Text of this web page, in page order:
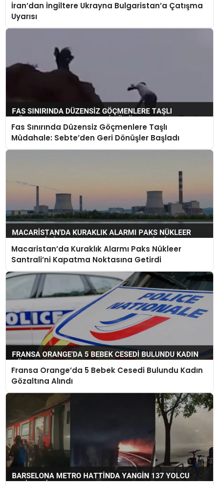
İran’dan İngiltere Ukrayna Bulgaristan’a Çatışma
Uyarısı
Fas Sınırında Düzensiz Göçmenlere Taşlı
Müdahale: Sebte’den Geri Dönüşler Başladı
Macaristan’da Kuraklık Alarmı Paks Nükleer
Santrali’ni Kapatma Noktasına Getirdi
Fransa Orange’da 5 Bebek Cesedi Bulundu Kadın
Gözaltına Alındı